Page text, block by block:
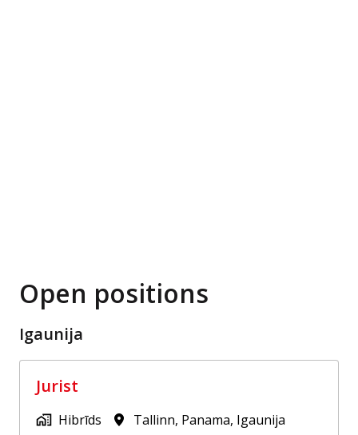
Open positions
Igaunija
Jurist
Hibrīds Tallinn, Panama, Igaunija